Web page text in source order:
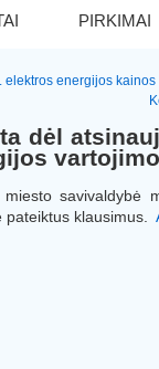
PIRKIMAI
elektros energijos
dėl
miesto savivaldybė
pateiktus klausimus.